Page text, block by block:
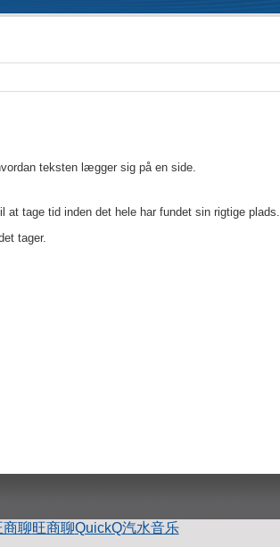
teksten lægger sig på en side.
at tage tid inden det hele har fundet sin rigtige plads.
tager.
商聊旺商聊QuickQ汽水音乐